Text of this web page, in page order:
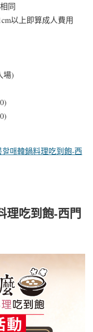
同
以上即算成人費用
場)
할매韓鍋料理吃到飽-西
理吃到飽-西門